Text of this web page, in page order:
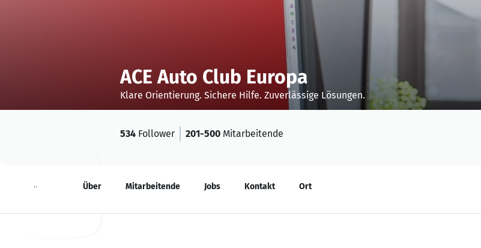
ACE Auto Club Europa
Klare Orientierung. Sichere Hilfe. Zuverlässige Lösungen.
534 Follower 201-500 Mitarbeitende
Neuigkeiten Über Mitarbeitende Jobs Kontakt Ort